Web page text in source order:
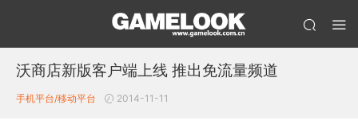
沃商店新版客户端上线 推出免流量频道
手机平台/移动平台 2014-11-11